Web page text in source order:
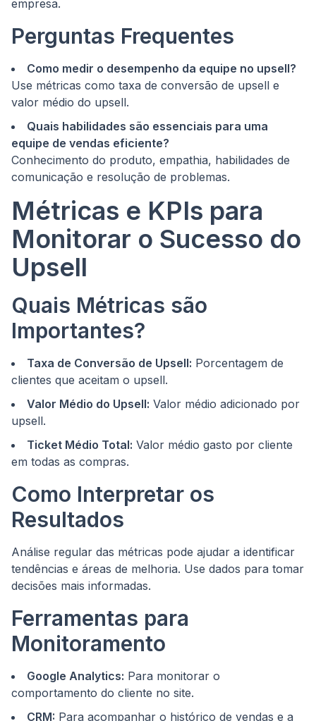
empresa.
Perguntas Frequentes
Como medir o desempenho da equipe no upsell?
Use métricas como taxa de conversão de upsell e
valor médio do upsell.
Quais habilidades são essenciais para uma
equipe de vendas eficiente?
Conhecimento do produto, empathia, habilidades de
comunicação e resolução de problemas.
Métricas e KPIs para
Monitorar o Sucesso do
Upsell
Quais Métricas são
Importantes?
Taxa de Conversão de Upsell: Porcentagem de
clientes que aceitam o upsell.
Valor Médio do Upsell: Valor médio adicionado por
upsell.
Ticket Médio Total: Valor médio gasto por cliente
em todas as compras.
Como Interpretar os
Resultados
Análise regular das métricas pode ajudar a identificar
tendências e áreas de melhoria. Use dados para tomar
decisões mais informadas.
Ferramentas para
Monitoramento
Google Analytics: Para monitorar o
comportamento do cliente no site.
CRM: Para acompanhar o histórico de vendas e a